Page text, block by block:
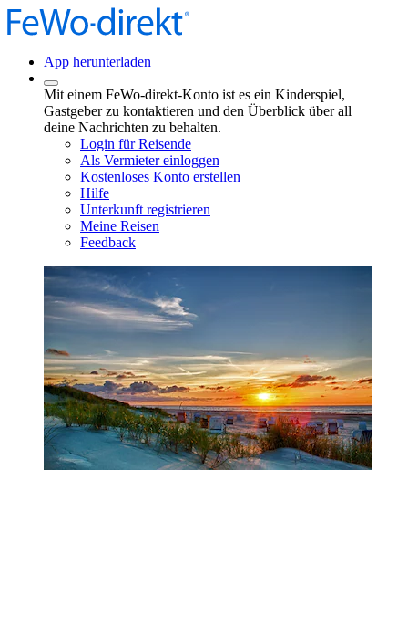
App herunterladen
Mit einem FeWo-direkt-Konto ist es ein Kinderspiel,
Gastgeber zu kontaktieren und den Überblick über all
deine Nachrichten zu behalten.
Login für Reisende
Als Vermieter einloggen
Kostenloses Konto erstellen
Hilfe
Unterkunft registrieren
Meine Reisen
Feedback